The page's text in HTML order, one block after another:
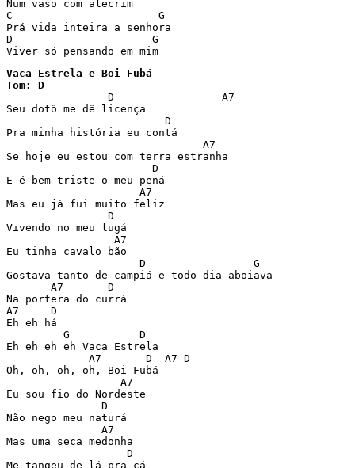
Num vaso com alecrim
C                       G
Prá vida inteira a senhora
D                      G
Viver só pensando em mim
Vaca Estrela e Boi Fubá
Tom: D
Seu dotô me dê licença
                         D
Pra minha história eu contá
                               A7
Se hoje eu estou com terra estranha
                       D
E é bem triste o meu pená
                     A7
Mas eu já fui muito feliz
                D
Vivendo no meu lugá
                 A7
Eu tinha cavalo bão
                     D                 G
Gostava tanto de campiá e todo dia aboiava
       A7       D
Na portera do currá
A7     D
Eh eh há
         G           D
Eh eh eh eh Vaca Estrela
             A7       D  A7 D
Oh, oh, oh, oh, Boi Fubá
                  A7
Eu sou fio do Nordeste
               D
Não nego meu naturá
               A7
Mas uma seca medonha
                   D
Me tangeu de lá pra cá